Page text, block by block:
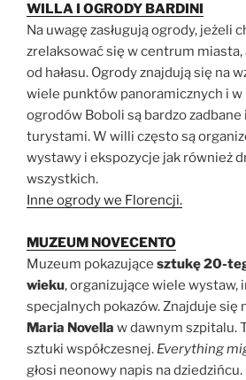
WILLA I OGRODY BARDINI
Na uwagę zasługują ogrody, jeżeli
zrelaksować się w centrum miasta,
od hałasu. Ogrody znajdują się na
wiele punktów panoramicznych i
ogrodów Boboli są bardzo zadbane
turystami. W willi często są
wystawy i ekspozycje jak również
wszystkich.
Inne ogrody we Florencji.
MUZEUM NOVECENTO
Muzeum pokazujące sztukę 20-
wieku, organizujące wiele wystaw,
specjalnych pokazów. Znajduje się
Maria Novella w dawnym szpitalu.
sztuki współczesnej. Everything
głosi neonowy napis na dziedzińcu.